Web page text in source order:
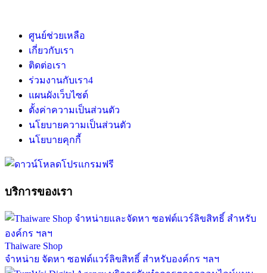
ศูนย์ช่วยเหลือ
เกี่ยวกับเรา
ติดต่อเรา
ร่วมงานกับเรา4
แผนผังเว็บไซต์
ตั้งค่าความเป็นส่วนตัว
นโยบายความเป็นส่วนตัว
นโยบายคุกกี้
บริการของเรา
Thaiware Shop
จำหน่าย จัดหา ซอฟต์แวร์ลิขสิทธิ์ สำหรับองค์กร ฯลฯ